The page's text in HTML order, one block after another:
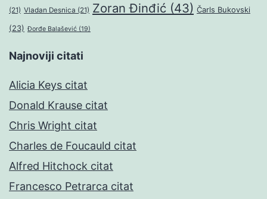
(21) Vladan Desnica (21) Zoran Đinđić (43) Čarls Bukovski
(23) Đorđe Balašević (19)
Najnoviji citati
Alicia Keys citat
Donald Krause citat
Chris Wright citat
Charles de Foucauld citat
Alfred Hitchock citat
Francesco Petrarca citat